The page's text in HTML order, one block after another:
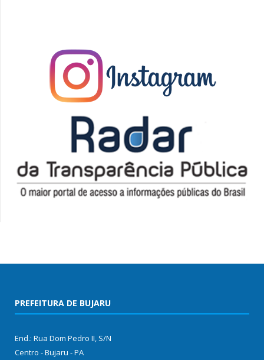
PREFEITURA DE BUJARU
End.: Rua Dom Pedro II, S/N
Centro - Bujaru - PA